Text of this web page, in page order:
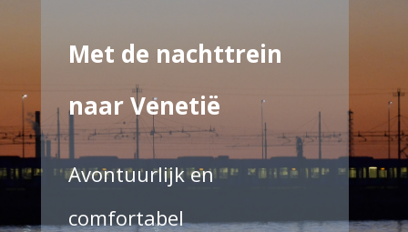
Met de nachttrein
naar Venetië
Avontuurlijk en
comfortabel